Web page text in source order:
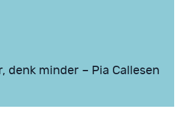
denk minder – Pia Callesen